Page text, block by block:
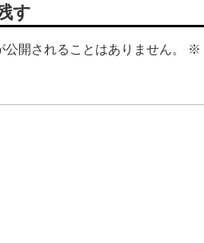
す
公開されることはありません。 ※